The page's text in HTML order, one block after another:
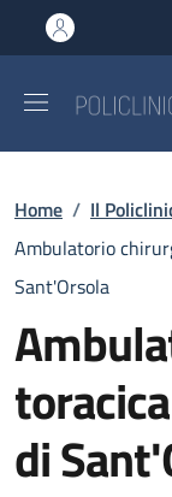
al contenuto
to footer content
Briciole
Home / Il
Ambulatorio
Sant'Orsola
di